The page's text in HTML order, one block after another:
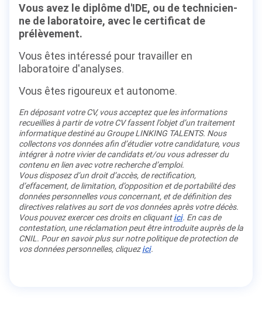
Vous avez le diplôme d'IDE, ou de technicien-
ne de laboratoire, avec le certificat de
prélèvement.
Vous êtes intéressé pour travailler en
laboratoire d'analyses.
Vous êtes rigoureux et autonome.
En déposant votre CV, vous acceptez que les informations
recueillies à partir de votre CV fassent l’objet d’un traitement
informatique destiné au Groupe LINKING TALENTS. Nous
collectons vos données afin d’étudier votre candidature, vous
intégrer à notre vivier de candidats et/ou vous adresser du
contenu en lien avec votre recherche d’emploi.
Vous disposez d’un droit d’accès, de rectification,
d’effacement, de limitation, d’opposition et de portabilité des
données personnelles vous concernant, et de définition des
directives relatives au sort de vos données après votre décès.
Vous pouvez exercer ces droits en cliquantici. En cas de
contestation, une réclamation peut être introduite auprès de la
CNIL. Pour en savoir plus sur notre politique de protection de
vos données personnelles, cliquezici.